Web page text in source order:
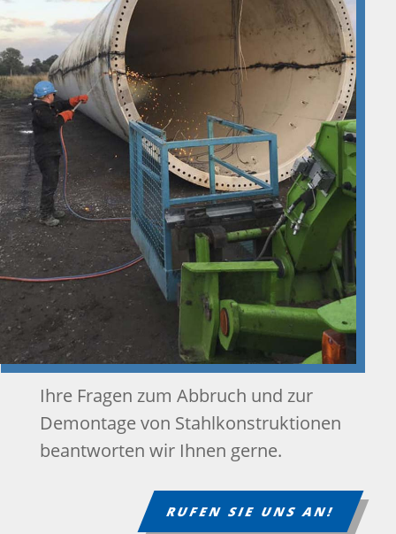
Ihre Fragen zum Abbruch und zur
Demontage von Stahlkonstruktionen
beantworten wir Ihnen gerne.
RUFEN SIE UNS AN!